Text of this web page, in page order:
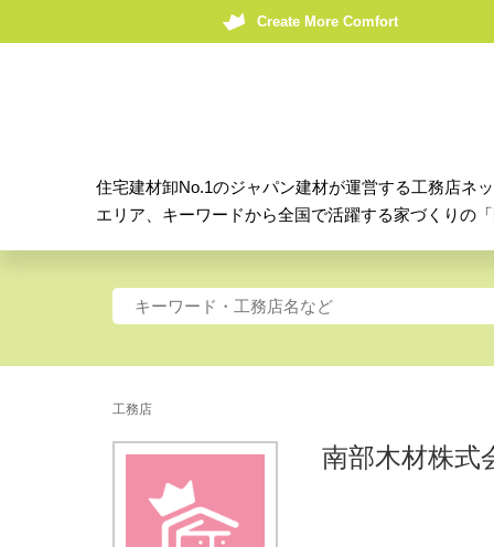
Create More Comfort
住宅建材卸No.1のジャパン建材が運営する工務店ネ
エリア、キーワードから全国で活躍する家づくりの
工務店
南部木材株式